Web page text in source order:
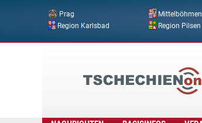
Prag Mittelböhmen
Region Karlsbad
Region Pilsen
Online